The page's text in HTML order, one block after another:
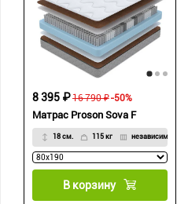
Матрас Proson Sova F
18 см. 115 кг независимый
16 790 ₽
8 395 ₽ -50%
В корзину